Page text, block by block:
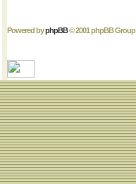
Powered byphpBB© 2001 phpBB Group